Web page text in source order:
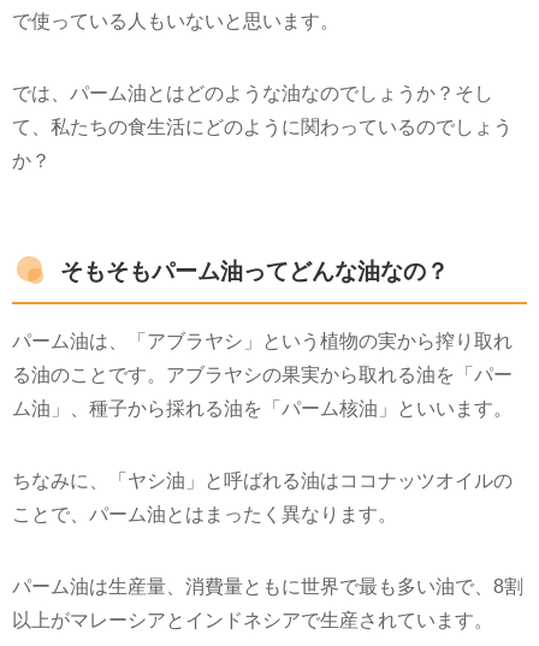
で使っている人もいないと思います。
では、パーム油とはどのような油なのでしょうか？そし
て、私たちの食生活にどのように関わっているのでしょう
か？
そもそもパーム油ってどんな油なの？
パーム油は、「アブラヤシ」という植物の実から搾り取れ
る油のことです。アブラヤシの果実から取れる油を「パー
ム油」、種子から採れる油を「パーム核油」といいます。
ちなみに、「ヤシ油」と呼ばれる油はココナッツオイルの
ことで、パーム油とはまったく異なります。
パーム油は生産量、消費量ともに世界で最も多い油で、8割
以上がマレーシアとインドネシアで生産されています。